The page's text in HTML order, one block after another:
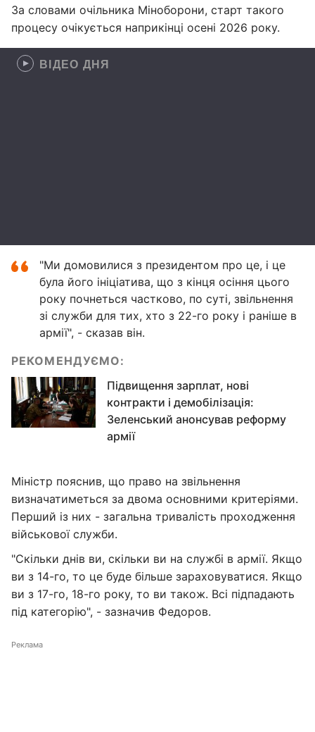
За словами очільника Міноборони, старт такого
процесу очікується наприкінці осені 2026 року.
ВІДЕО ДНЯ
"Ми домовилися з президентом про це, і це
була його ініціатива, що з кінця осіння цього
року почнеться частково, по суті, звільнення
зі служби для тих, хто з 22-го року і раніше в
армії", - сказав він.
РЕКОМЕНДУЄМО:
Підвищення зарплат, нові
контракти і демобілізація:
Зеленський анонсував реформу
армії
Міністр пояснив, що право на звільнення
визначатиметься за двома основними критеріями.
Перший із них - загальна тривалість проходження
військової служби.
"Скільки днів ви, скільки ви на службі в армії. Якщо
ви з 14-го, то це буде більше зараховуватися. Якщо
ви з 17-го, 18-го року, то ви також. Всі підпадають
під категорію", - зазначив Федоров.
Реклама